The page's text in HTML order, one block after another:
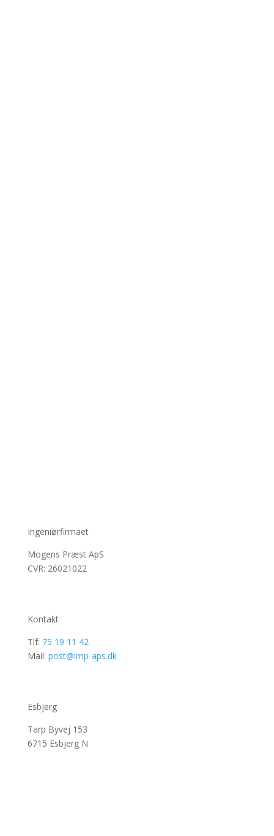
Ingeniørfirmaet
Mogens Præst ApS
CVR: 26021022
Kontakt
Tlf: 75 19 11 42
Mail: post@imp-aps.dk
Esbjerg
Tarp Byvej 153
6715 Esbjerg N